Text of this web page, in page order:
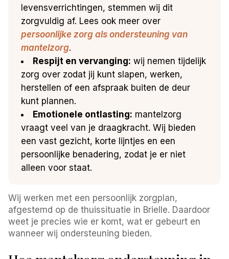
levensverrichtingen, stemmen wij dit
zorgvuldig af. Lees ook meer over
persoonlijke zorg als ondersteuning van
mantelzorg.
Respijt en vervanging: wij nemen tijdelijk
zorg over zodat jij kunt slapen, werken,
herstellen of een afspraak buiten de deur
kunt plannen.
Emotionele ontlasting: mantelzorg
vraagt veel van je draagkracht. Wij bieden
een vast gezicht, korte lijntjes en een
persoonlijke benadering, zodat je er niet
alleen voor staat.
Wij werken met een persoonlijk zorgplan,
afgestemd op de thuissituatie in Brielle. Daardoor
weet je precies wie er komt, wat er gebeurt en
wanneer wij ondersteuning bieden.